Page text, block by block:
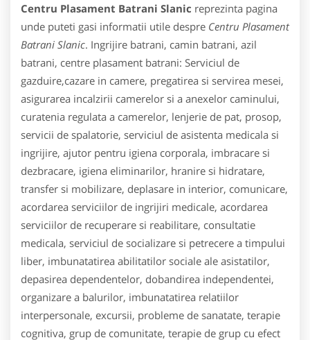
Centru Plasament Batrani Slanic reprezinta pagina
unde puteti gasi informatii utile despre Centru Plasament
Batrani Slanic. Ingrijire batrani, camin batrani, azil
batrani, centre plasament batrani: Serviciul de
gazduire,cazare in camere, pregatirea si servirea mesei,
asigurarea incalzirii camerelor si a anexelor caminului,
curatenia regulata a camerelor, lenjerie de pat, prosop,
servicii de spalatorie, serviciul de asistenta medicala si
ingrijire, ajutor pentru igiena corporala, imbracare si
dezbracare, igiena eliminarilor, hranire si hidratare,
transfer si mobilizare, deplasare in interior, comunicare,
acordarea serviciilor de ingrijiri medicale, acordarea
serviciilor de recuperare si reabilitare, consultatie
medicala, serviciul de socializare si petrecere a timpului
liber, imbunatatirea abilitatilor sociale ale asistatilor,
depasirea dependentelor, dobandirea independentei,
organizare a balurilor, imbunatatirea relatiilor
interpersonale, excursii, probleme de sanatate, terapie
cognitiva, grup de comunitate, terapie de grup cu efect